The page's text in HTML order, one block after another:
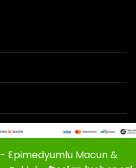
Epimedyumlu Macun &